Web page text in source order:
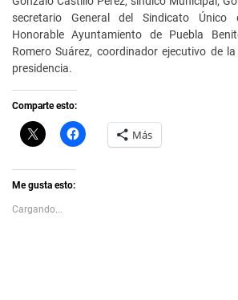
secretario General del Sindicato Único
Honorable Ayuntamiento de Puebla
Romero Suárez, coordinador ejecutivo de
presidencia.
Comparte esto:
C
l
k
t
s
h
H
a Más
Me gusta esto:
Cargando...